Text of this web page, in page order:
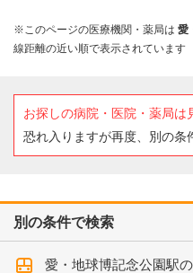
※このページの医療機関・薬局は 愛
線距離の近い順で表示されています
お探しの病院・医院・薬局は
恐れ入りますが再度、別の条
別の条件で検索
愛・地球博記念公園駅